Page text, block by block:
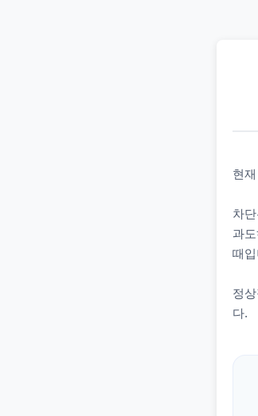
현
차
과
때
정
다.